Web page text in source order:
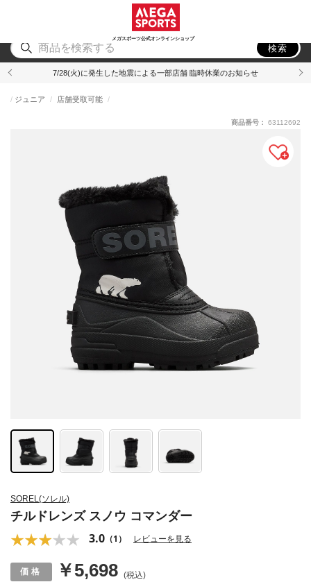
メガスポーツ公式オンラインショップ
アウトドア
検索
7/28(火)に発生した地震による一部店舗 臨時休業のお知らせ
SOREL(ソレル)
チルドレンズ スノウ コマンダー
3.0 （1） レビューを見る
ジュニア 店舗受取可能
￥5,698 (税込)
商品番号： 63112692